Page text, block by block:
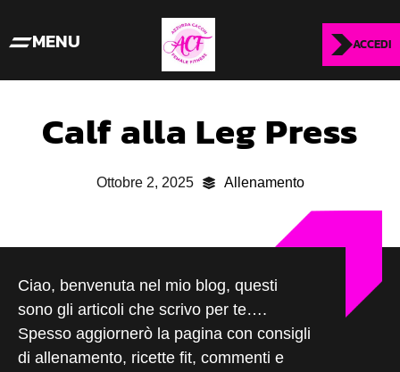
MENU ACCEDI
Calf alla Leg Press
Ottobre 2, 2025 Allenamento
Ciao, benvenuta nel mio blog, questi
sono gli articoli che scrivo per te….
Spesso aggiornerò la pagina con consigli
di allenamento, ricette fit, commenti e